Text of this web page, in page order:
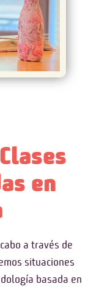
en
a través de
situaciones
basada en